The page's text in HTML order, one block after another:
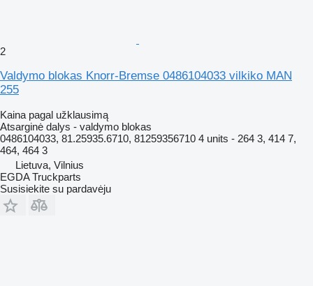
2
Valdymo blokas Knorr-Bremse 0486104033 vilkiko MAN
255
Kaina pagal užklausimą
Atsarginė dalys - valdymo blokas
0486104033, 81.25935.6710, 81259356710 4 units - 264 3, 414 7,
464, 464 3
Lietuva, Vilnius
EGDA Truckparts
Susisiekite su pardavėju